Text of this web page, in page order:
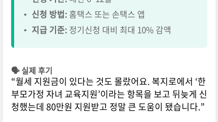
• 신청 방법: 홈택스 또는 손택스 앱
• 지급 기준: 정기신청 대비 최대 10% 감액
🗣️ 실제 후기
“월세 지원금이 있다는 것도 몰랐어요. 복지로에서 ‘한
부모가정 자녀 교육지원’이라는 항목을 보고 뒤늦게 신
청했는데 80만원 지원받고 정말 큰 도움이 됐습니다.”